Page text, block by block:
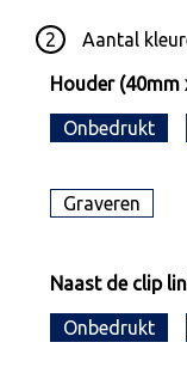
2 Aantal
Houder (40mm
Onbedrukt
Graveren
Naast de clip
Onbedrukt